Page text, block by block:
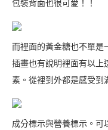
包裝背面也很可愛！！
而裡面的黃金糖也不單是
插畫也有說明裡面有以上
素。從裡到外都是感受到
成分標示與營養標示。